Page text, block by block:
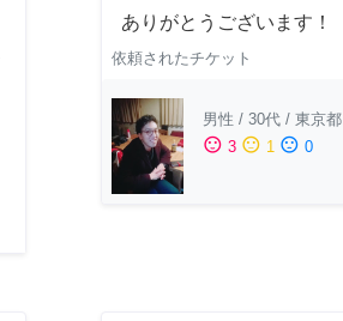
ありがとうございます！
依頼されたチケット
男性 / 30代 / 東京都
sentiment_satisfied 3 sentiment_neutral 1 sentiment_dissatisfied 0